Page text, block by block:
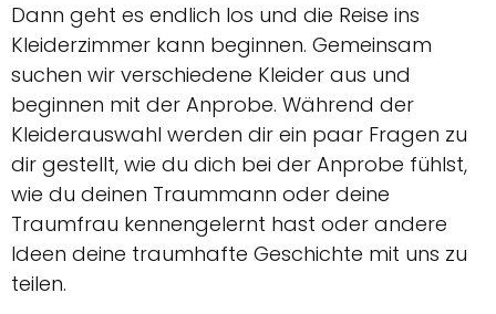
Dann geht es endlich los und die Reise ins
Kleiderzimmer kann beginnen. Gemeinsam
suchen wir verschiedene Kleider aus und
beginnen mit der Anprobe. Während der
Kleiderauswahl werden dir ein paar Fragen zu
dir gestellt, wie du dich bei der Anprobe fühlst,
wie du deinen Traummann oder deine
Traumfrau kennengelernt hast oder andere
Ideen deine traumhafte Geschichte mit uns zu
teilen.